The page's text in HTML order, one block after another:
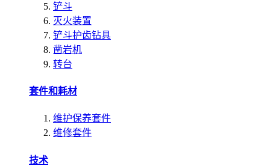
铲斗
灭火装置
铲斗护齿钻具
凿岩机
转台
套件和耗材
维护保养套件
维修套件
技术